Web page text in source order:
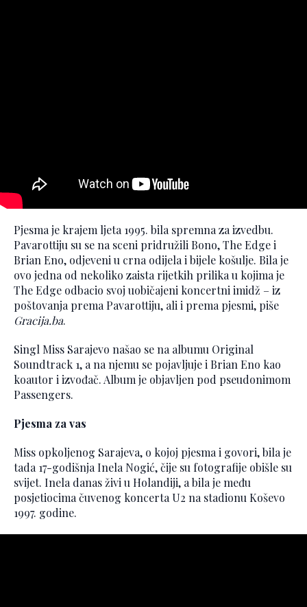
Pjesma je krajem ljeta 1995. bila spremna za izvedbu.
Pavarottiju su se na sceni pridružili Bono, The Edge i
Brian Eno, odjeveni u crna odijela i bijele košulje. Bila je
ovo jedna od nekoliko zaista rijetkih prilika u kojima je
The Edge odbacio svoj uobičajeni koncertni imidž – iz
poštovanja prema Pavarottiju, ali i prema pjesmi, piše
Gracija.ba.
Singl Miss Sarajevo našao se na albumu Original
Soundtrack 1, a na njemu se pojavljuje i Brian Eno kao
koautor i izvođač. Album je objavljen pod pseudonimom
Passengers.
Pjesma za vas
Miss opkoljenog Sarajeva, o kojoj pjesma i govori, bila je
tada 17-godišnja Inela Nogić, čije su fotografije obišle su
svijet. Inela danas živi u Holandiji, a bila je među
posjetiocima čuvenog koncerta U2 na stadionu Koševo
1997. godine.